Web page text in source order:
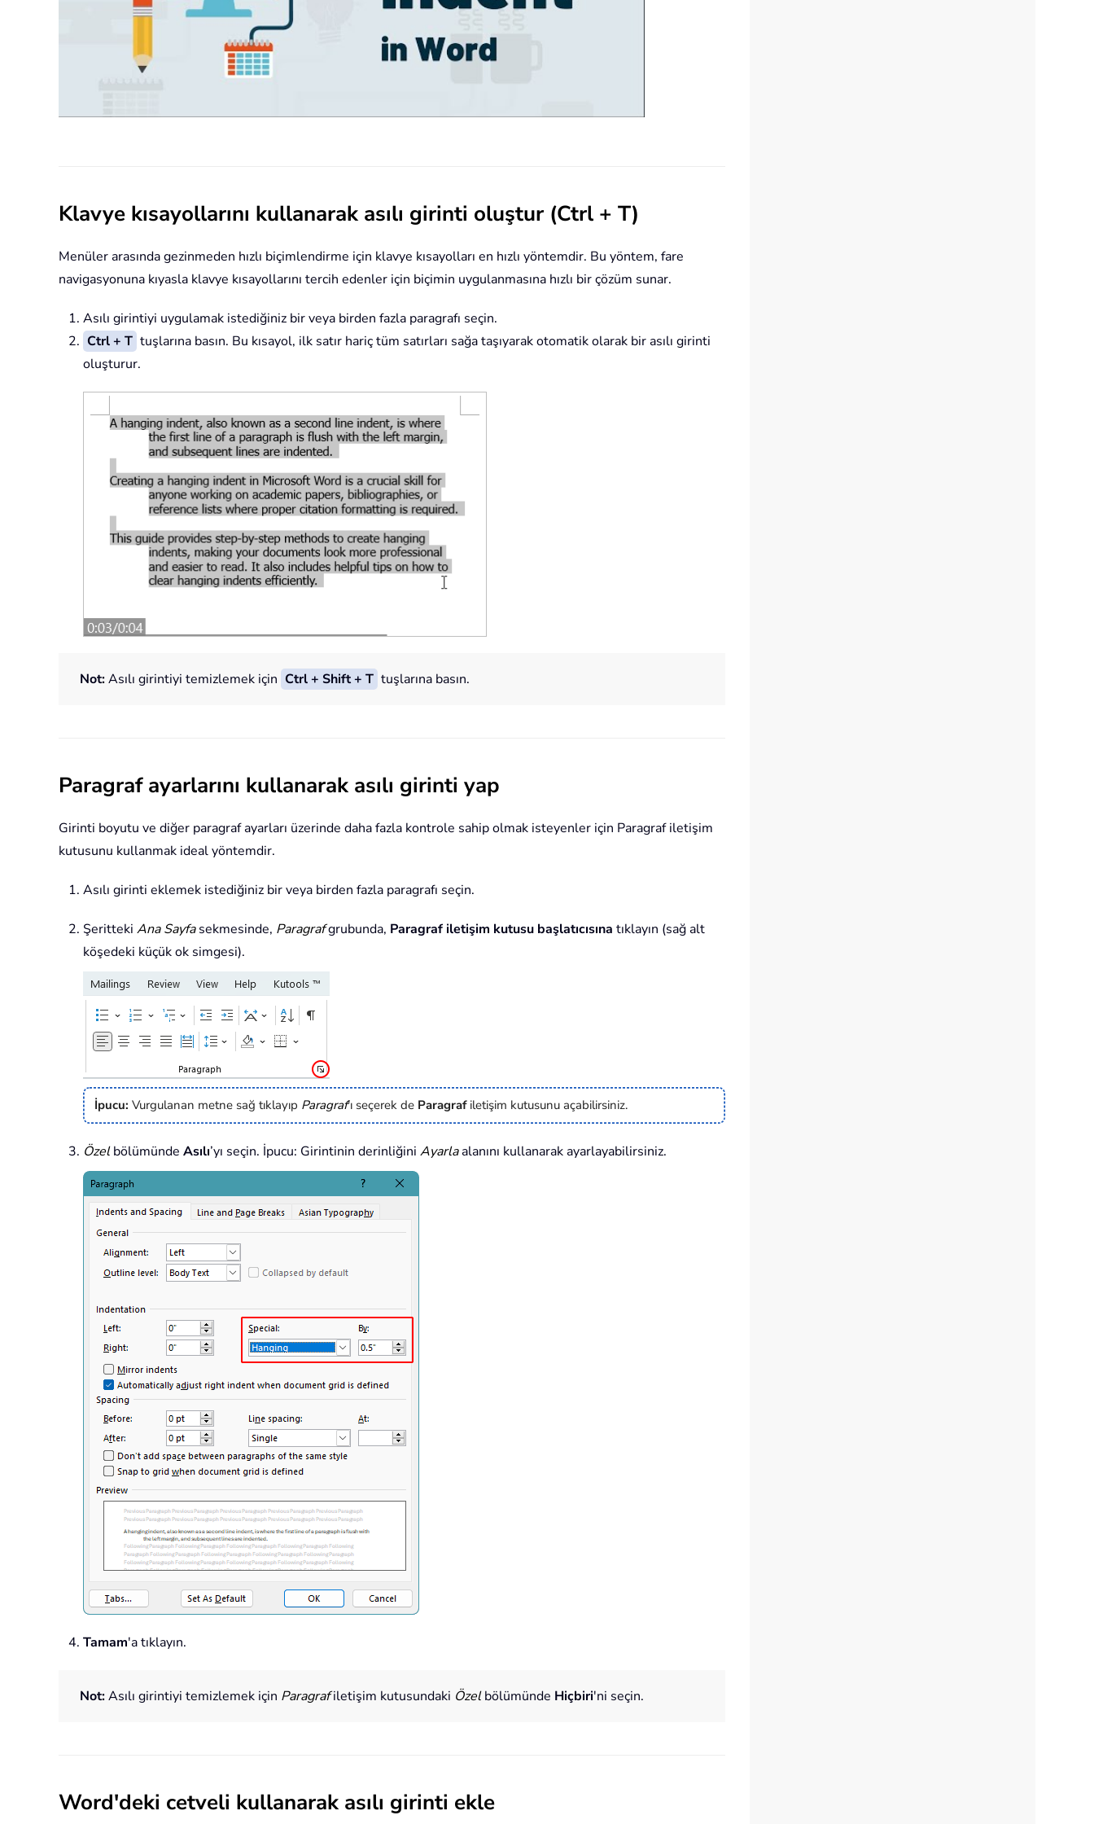
Klavye kısayollarını kullanarak asılı girinti oluştur (Ctrl + T)
Menüler arasında gezinmeden hızlı biçimlendirme için klavye kısayolları en hızlı yöntemdir. Bu yöntem, fare
navigasyonuna kıyasla klavye kısayollarını tercih edenler için biçimin uygulanmasına hızlı bir çözüm sunar.
Asılı girintiyi uygulamak istediğiniz bir veya birden fazla paragrafı seçin.
Ctrl + T tuşlarına basın. Bu kısayol, ilk satır hariç tüm satırları sağa taşıyarak otomatik olarak bir asılı girinti
oluşturur.
Not:Asılı girintiyi temizlemek için Ctrl + Shift + T tuşlarına basın.
Paragraf ayarlarını kullanarak asılı girinti yap
Girinti boyutu ve diğer paragraf ayarları üzerinde daha fazla kontrole sahip olmak isteyenler için Paragraf iletişim
kutusunu kullanmak ideal yöntemdir.
Asılı girinti eklemek istediğiniz bir veya birden fazla paragrafı seçin.
Şeritteki Ana Sayfasekmesinde, Paragrafgrubunda, Paragraf iletişim kutusu başlatıcısına tıklayın (sağ alt
köşedeki küçük ok simgesi).
İpucu: Vurgulanan metne sağ tıklayıp Paragraf'ı seçerek de Paragrafiletişim kutusunu açabilirsiniz.
Özelbölümünde Asılı’yı seçin. İpucu: Girintinin derinliğini Ayarlaalanını kullanarak ayarlayabilirsiniz.
Tamam'a tıklayın.
Not:Asılı girintiyi temizlemek için Paragraf iletişim kutusundaki Özelbölümünde Hiçbiri'ni seçin.
Word'deki cetveli kullanarak asılı girinti ekle